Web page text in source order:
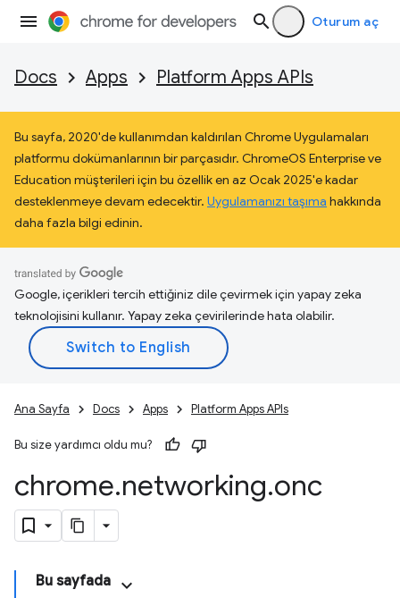
Oturum aç
Docs Apps Platform Apps APIs
Bu sayfa, 2020'de kullanımdan kaldırılan Chrome Uygulamaları
platformu dokümanlarının bir parçasıdır. ChromeOS Enterprise ve
Education müşterileri için bu özellik en az Ocak 2025'e kadar
desteklenmeye devam edecektir. Uygulamanızı taşıma hakkında
daha fazla bilgi edinin.
Google, içerikleri tercih ettiğiniz dile çevirmek için yapay zeka
teknolojisini kullanır. Yapay zeka çevirilerinde hata olabilir.
Ana Sayfa Docs Apps Platform Apps APIs
Bu size yardımcı oldu mu?
chrome.networking.onc
Bu sayfada